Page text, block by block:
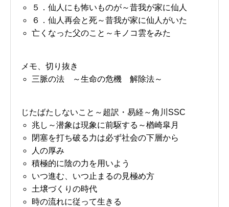
５．仙人にも怖いものが～昔我が家に仙人
６．仙人再会と死～昔我が家に仙人がいた
亡くなった父のこと～キノコ雲をみた
メモ、切り抜き
三脈の法 ～生命の危機 解除法～
じたばたしないこと～超訳・易経～角川SSC
兆し～潜象は現象に前駆する～楢崎皐月
閉塞を打ち破る力は必ず社会の下層から
人の厚み
積極的に陰の力を用いよう
いつ進む、いつ止まるの見極め方
土壌づくりの時代
時の流れに従って生きる